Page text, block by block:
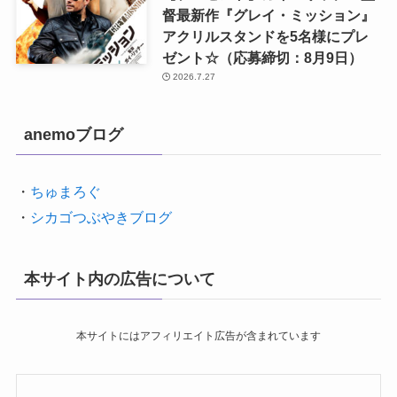
督最新作『グレイ・ミッション』
アクリルスタンドを5名様にプレ
ゼント☆（応募締切：8月9日）
2026.7.27
anemoブログ
・ ちゅまろぐ
・ シカゴつぶやきブログ
本サイト内の広告について
本サイトにはアフィリエイト広告が含まれています